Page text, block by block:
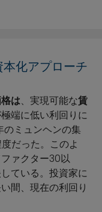
化アプローチ
は、実現可能な賃
端に低い利回りに
ミュンヘンの集
だった。このよ
ァクター30以
ている。投資家に
間、現在の利回り